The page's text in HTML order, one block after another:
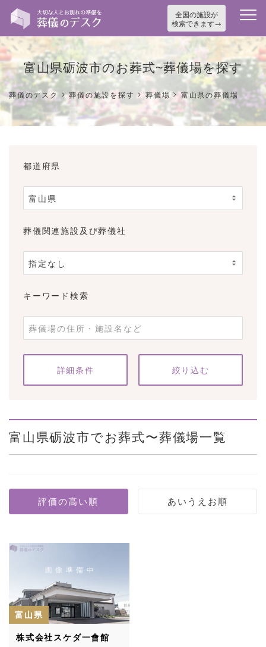
全国の施設が
検索できます
富山県砺波市のお葬式~葬儀場を探す
葬儀のデスク >葬儀の施設を探す >葬儀場>富山県の葬儀場
都道府県
葬儀関連施設及び葬儀社
キーワード検索
条件をクリア
詳細条件
富山県砺波市でお葬式〜葬儀場一覧
富山県
株式会社スケダ一會館